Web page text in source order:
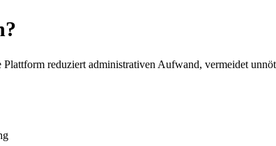
reduziert administrativen Aufwand, vermeidet